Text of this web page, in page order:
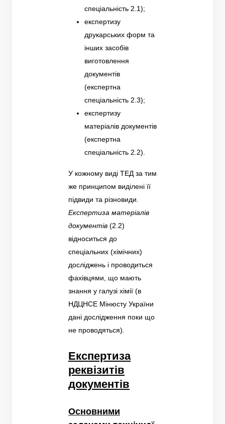
спеціальність 2.1);
експертизу
друкарських форм та
інших засобів
виготовлення
документів
(експертна
спеціальність 2.3);
експертизу
матеріалів документів
(експертна
спеціальність 2.2).
У кожному виді ТЕД за тим
же принципом виділені її
підвиди та різновиди.
Експертиза матеріалів
документів (2.2)
відноситься до
спеціальних (хімічних)
досліджень і проводиться
фахівцями, що мають
знання у галузі хімії (в
НДЦНСЕ Мінюсту України
дані дослідження поки що
не проводяться)
Експертиза
реквізитів
документів
Основними